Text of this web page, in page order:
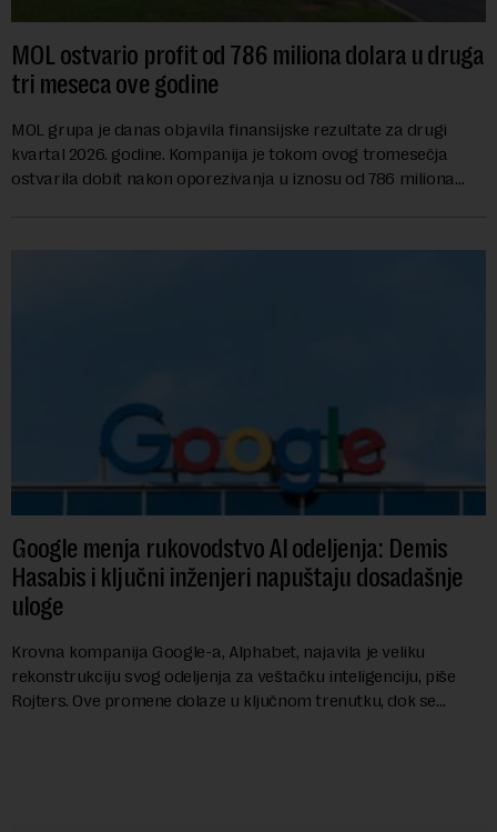
MOL ostvario profit od 786 miliona dolara u druga
tri meseca ove godine
MOL grupa je danas objavila finansijske rezultate za drugi
kvartal 2026. godine. Kompanija je tokom ovog tromesečja
ostvarila dobit nakon oporezivanja u iznosu od 786 miliona
Google menja rukovodstvo AI odeljenja: Demis
Hasabis i ključni inženjeri napuštaju dosadašnje
uloge
Krovna kompanija Google-a, Alphabet, najavila je veliku
rekonstrukciju svog odeljenja za veštačku inteligenciju, piše
Rojters. Ove promene dolaze u ključnom trenutku, dok se